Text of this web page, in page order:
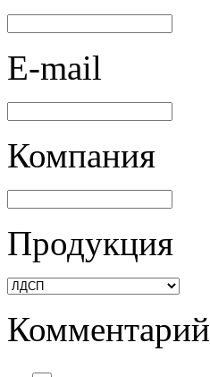
E-mail
Компания
Продукция
Комментарий